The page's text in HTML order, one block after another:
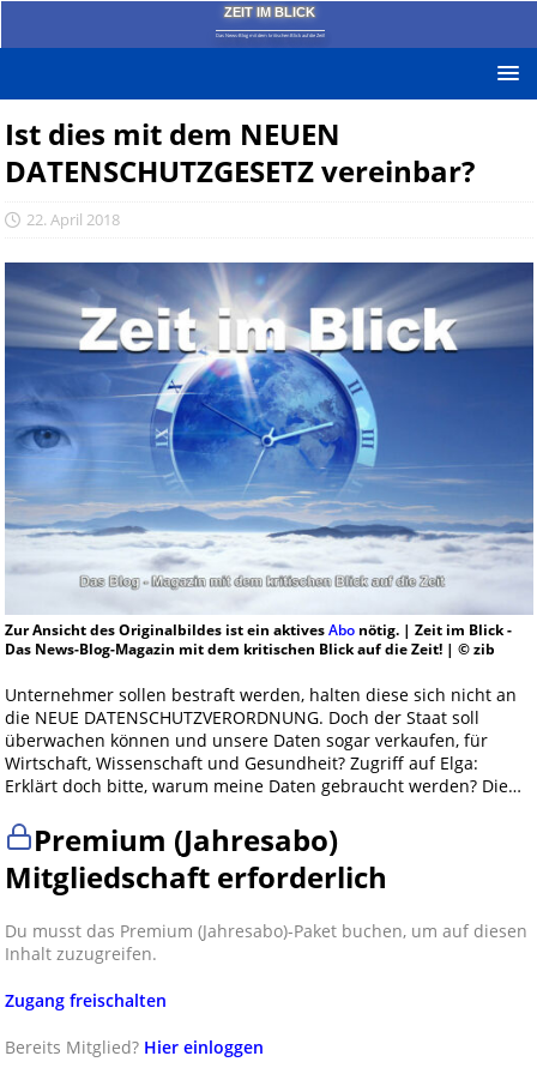
ZEIT IM BLICK
Das News-Blog mit dem kritischen Blick auf die Zeit!
Ist dies mit dem NEUEN
DATENSCHUTZGESETZ vereinbar?
22. April 2018
Zur Ansicht des Originalbildes ist ein aktivesAbonötig. | Zeit im Blick -
Das News-Blog-Magazin mit dem kritischen Blick auf die Zeit! | © zib
Unternehmer sollen bestraft werden, halten diese sich nicht an
die NEUE DATENSCHUTZVERORDNUNG. Doch der Staat soll
überwachen können und unsere Daten sogar verkaufen, für
Wirtschaft, Wissenschaft und Gesundheit? Zugriff auf Elga:
Erklärt doch bitte, warum meine Daten gebraucht werden? Die…
Premium (Jahresabo)
Mitgliedschaft erforderlich
Du musst das Premium (Jahresabo)-Paket buchen, um auf diesen
Inhalt zuzugreifen.
Zugang freischalten
Bereits Mitglied? Hier einloggen